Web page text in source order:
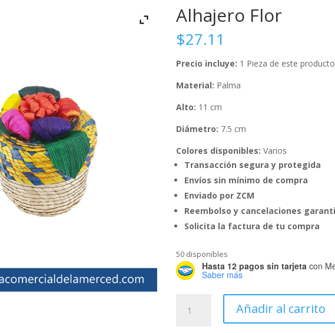
Alhajero Flor
$27.11
Precio incluye: 1 Pieza de este producto
Material: Palma
Alto: 11 cm
Diámetro: 7.5 cm
Colores disponibles: Varios
Transacción segura y protegida
Envíos sin mínimo de compra
Enviado por ZCM
Reembolso y cancelaciones
Solicita la factura de tu compra
50 disponibles
Hasta 12 pagos sin tarjeta con
Saber más
Flor
Añadir al carrito